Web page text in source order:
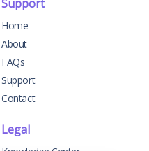
Support
Home
About
FAQs
Support
Contact
Legal